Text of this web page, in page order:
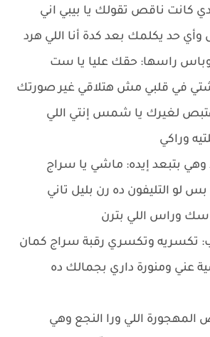
كانت ناقص تقولك يا بيبي اني
حد يكلمك بعد كدة أنا اللي هرد
راسها: حقك عليا يا ست
في قلبي مش هتلاقي غير صورتك
لغيرك يا شمس إنتي اللي
وراكي
بتبعد إيده: ماشي يا سراج
لو التليفون ده رن بليل تاني
وراس اللي بترن
تكسريه وتكسري رقبة سراج كمان
عني ومنورة داري بجمالك ده
المهجورة اللي ورا النجع وهي